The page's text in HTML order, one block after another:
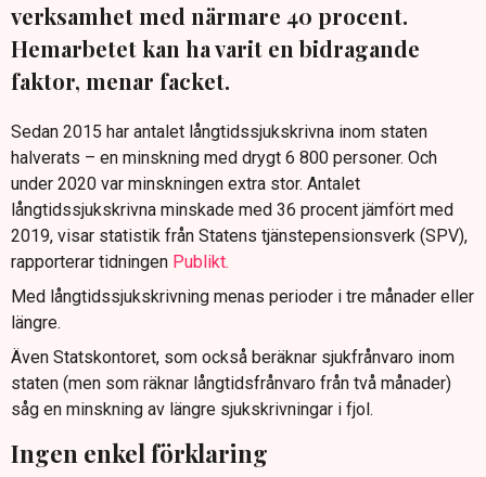
verksamhet med närmare 40 procent.
Hemarbetet kan ha varit en bidragande
faktor, menar facket.
Sedan 2015 har antalet långtidssjukskrivna inom staten
halverats – en minskning med drygt 6 800 personer. Och
under 2020 var minskningen extra stor. Antalet
långtidssjukskrivna minskade med 36 procent jämfört med
2019, visar statistik från Statens tjänstepensionsverk (SPV),
rapporterar tidningen Publikt.
Med långtidssjukskrivning menas perioder i tre månader eller
längre.
Även Statskontoret, som också beräknar sjukfrånvaro inom
staten (men som räknar långtidsfrånvaro från två månader)
såg en minskning av längre sjukskrivningar i fjol.
Ingen enkel förklaring